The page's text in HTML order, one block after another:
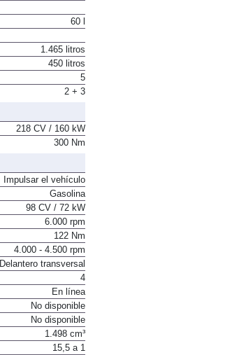
60 l
1.465 litros
450 litros
5
2 + 3
218 CV / 160 kW
300 Nm
Impulsar el vehículo
Gasolina
98 CV / 72 kW
6.000 rpm
122 Nm
4.000 - 4.500 rpm
Delantero transversal
4
En línea
No disponible
No disponible
1.498 cm³
15,5 a 1